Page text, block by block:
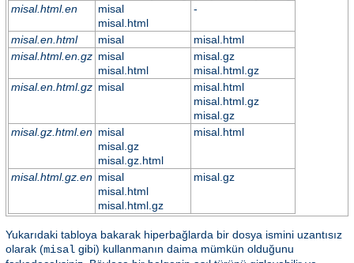
misal.html.en
misal
misal.html
-
misal.en.html misal
misal.html
misal.html.en.gz misal
misal.html
misal.gz
misal.html.gz
misal.en.html.gz misal
misal.html
misal.html.gz
misal.gz
misal.gz.html.en misal
misal.gz
misal.gz.html
misal.html
misal.html.gz.en misal
misal.html
misal.html.gz
misal.gz
Yukarıdaki tabloya bakarak hiperbağlarda bir dosya ismini uzantısız
olarak (misal gibi) kullanmanın daima mümkün olduğunu